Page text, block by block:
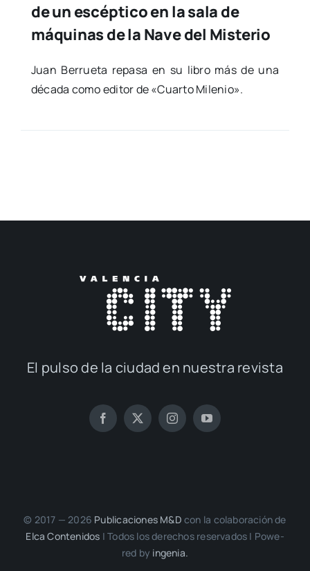
de un escéptico en la sala de
máquinas de la Nave del Misterio
Juan Berrue­ta repa­sa en su libro más de una
déca­da como edi­tor de «Cuar­to Mile­nio».
El pul­so de la ciu­dad en nues­tra revis­ta
© 2017 — 2026 Publi­ca­cio­nes M&D con la cola­bo­ra­ción de
Elca Con­te­ni­dos | Todos los dere­chos reser­va­dos | Powe­
red by inge­nia.